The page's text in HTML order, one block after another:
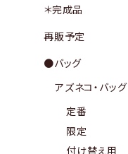
＊完成品
再販予定
●バッグ
アズネコ・バッグ
定番
限定
付け替え用